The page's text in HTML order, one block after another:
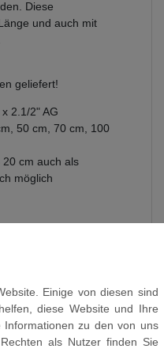
Diese
und auch mit
geliefert!
2.1/2" AG
50 cm, 70 cm, 100
20 cm auch als
möglich
1.4301
Messing
anwendbar
Einige von diesen sind
diese Website und Ihre
Informationen zu den von uns
als Nutzer finden Sie